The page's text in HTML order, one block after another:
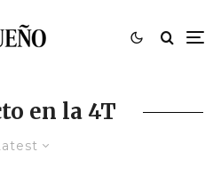
en la 4T